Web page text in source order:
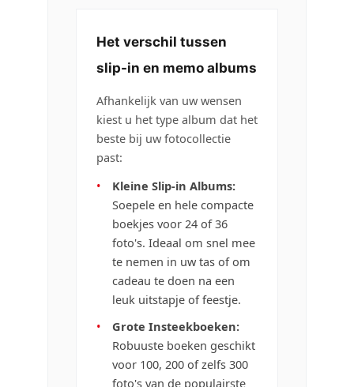
Het verschil tussen
slip-in en memo albums
Afhankelijk van uw wensen
kiest u het type album dat het
beste bij uw fotocollectie
past:
•
Kleine Slip-in Albums:
Soepele en hele compacte
boekjes voor 24 of 36
foto's. Ideaal om snel mee
te nemen in uw tas of om
cadeau te doen na een
leuk uitstapje of feestje.
•
Grote Insteekboeken:
Robuuste boeken geschikt
voor 100, 200 of zelfs 300
foto's van de populairste